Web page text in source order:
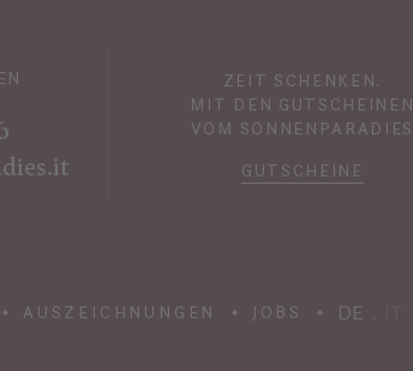
ZEIT SCHENKEN.
MIT DEN GUTSCHEINEN
VOM SONNENPARADIES
GUTSCHEINE
AUSZEICHNUNGEN JOBS DE